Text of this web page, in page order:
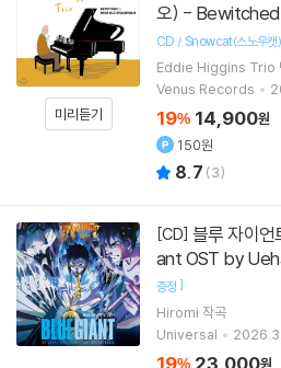
미리듣기
오) - Bewitched
CD / Snowcat(스노우캣)
Eddie Higgins Trio
Venus Records
19% 14,900원
150원
8.7 (3)
[CD]
ant OST by
증정 ]
Hiromi 작곡
Universal
19% 23,000원